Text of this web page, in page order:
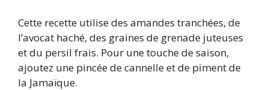
Cette recette utilise des amandes tranchées, de
l’avocat haché, des graines de grenade juteuses
et du persil frais. Pour une touche de saison,
ajoutez une pincée de cannelle et de piment de
la Jamaïque.